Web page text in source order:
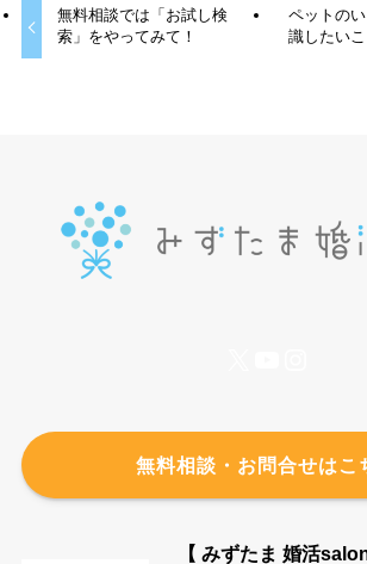
無料相談では「お試し検
索」をやってみて！
ペットの
識したいこ
無料相談・お問合せはこ
【 みずたま 婚活salon